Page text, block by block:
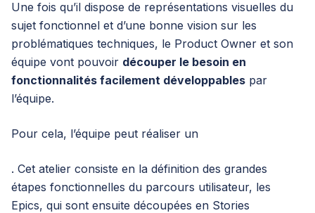
Une fois qu’il dispose de représentations visuelles du
sujet fonctionnel et d’une bonne vision sur les
problématiques techniques, le Product Owner et son
équipe vont pouvoir découper le besoin en
fonctionnalités facilement développables par
l’équipe.
Pour cela, l’équipe peut réaliser un
. Cet atelier consiste en la définition des grandes
étapes fonctionnelles du parcours utilisateur, les
Epics, qui sont ensuite découpées en Stories